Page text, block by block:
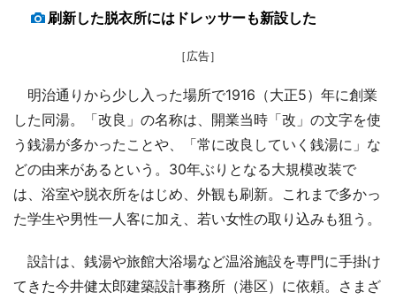
刷新した脱衣所にはドレッサーも新設した
［広告］
明治通りから少し入った場所で1916（大正5）年に創業
した同湯。「改良」の名称は、開業当時「改」の文字を使
う銭湯が多かったことや、「常に改良していく銭湯に」な
どの由来があるという。30年ぶりとなる大規模改装で
は、浴室や脱衣所をはじめ、外観も刷新。これまで多かっ
た学生や男性一人客に加え、若い女性の取り込みも狙う。
設計は、銭湯や旅館大浴場など温浴施設を専門に手掛け
てきた今井健太郎建築設計事務所（港区）に依頼。さまざ